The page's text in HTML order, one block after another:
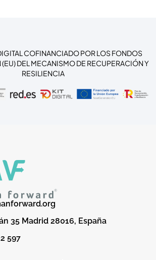
COFINANCIADO POR LOS FONDOS
(EU) DEL MECANISMO DE RECUPERACIÓN Y
RESILIENCIA
35 Madrid 28016, España
597